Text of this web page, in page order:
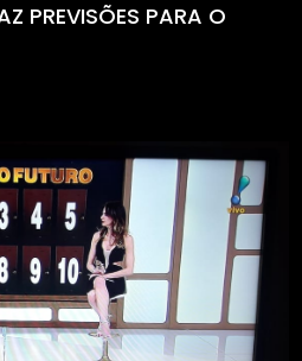
PREVISÕES PARA O